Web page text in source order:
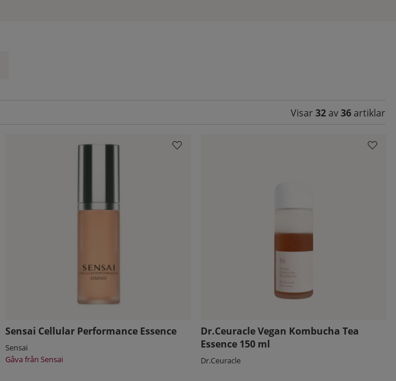
Visar 32av36artiklar
Sensai Cellular Performance Essence
Sensai
Gåva från Sensai
Dr.Ceuracle Vegan Kombucha Tea
Essence 150 ml
Dr.Ceuracle